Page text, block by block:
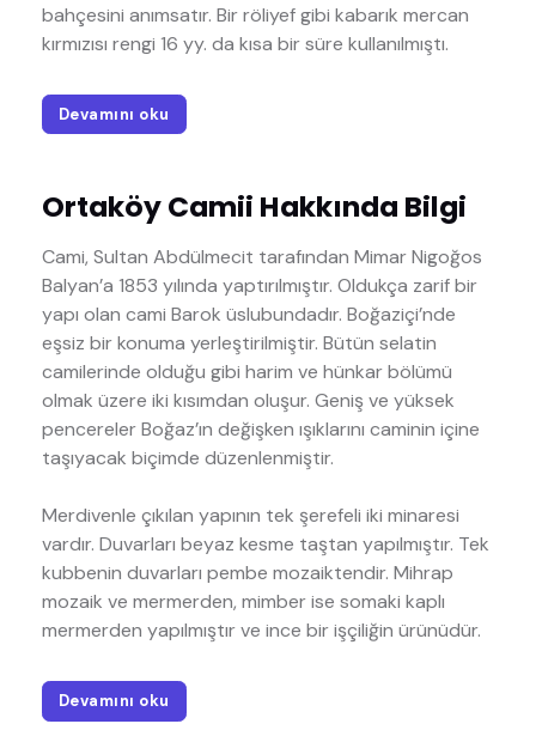
bahçesini anımsatır. Bir röliyef gibi kabarık mercan
kırmızısı rengi 16 yy. da kısa bir süre kullanılmıştı.
Devamını oku
Ortaköy Camii Hakkında Bilgi
Cami, Sultan Abdülmecit tarafından Mimar Nigoğos
Balyan’a 1853 yılında yaptırılmıştır. Oldukça zarif bir
yapı olan cami Barok üslubundadır. Boğaziçi’nde
eşsiz bir konuma yerleştirilmiştir. Bütün selatin
camilerinde olduğu gibi harim ve hünkar bölümü
olmak üzere iki kısımdan oluşur. Geniş ve yüksek
pencereler Boğaz’ın değişken ışıklarını caminin içine
taşıyacak biçimde düzenlenmiştir.
Merdivenle çıkılan yapının tek şerefeli iki minaresi
vardır. Duvarları beyaz kesme taştan yapılmıştır. Tek
kubbenin duvarları pembe mozaiktendir. Mihrap
mozaik ve mermerden, mimber ise somaki kaplı
mermerden yapılmıştır ve ince bir işçiliğin ürünüdür.
Devamını oku